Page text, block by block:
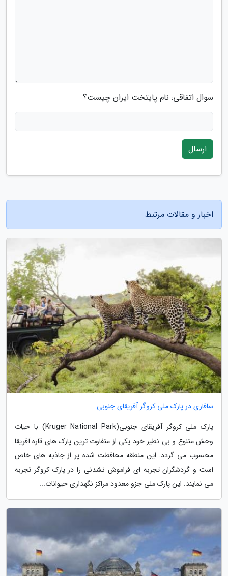
سوال اتفاقی: نام پایتخت ایران چیست؟
ارسال
اخبار و مقالات مرتبط
سافاری در پارک ملی کروگر آفریقای جنوبی
پارک ملی کروگر آفریقای جنوبی(Kruger National Park) با حیات
وحش متنوع و بی نظیر خود یکی از متفاوت ترین پارک های قاره آفریقا
محسوب می گردد. این منطقه محافظت شده پر از جاذبه های خاص
است و گردشگران تجربه ای فراموش نشدنی را در پارک کروگر تجربه
می نمایند. این پارک ملی جزو معدود مراکز نگهداری حیوانات...